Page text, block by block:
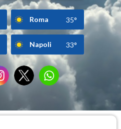
Roma 35°
Napoli 33°